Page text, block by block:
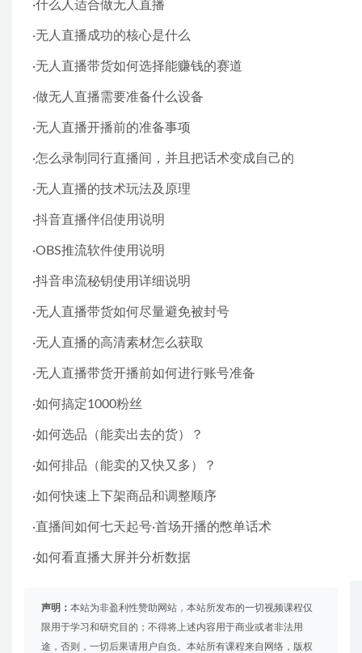
·什么人适合做无人直播
·无人直播成功的核心是什么
·无人直播带货如何选择能赚钱的赛道
·做无人直播需要准备什么设备
·无人直播开播前的准备事项
·怎么录制同行直播间，并且把话术变成自己的
·无人直播的技术玩法及原理
·抖音直播伴侣使用说明
·OBS推流软件使用说明
·抖音串流秘钥使用详细说明
·无人直播带货如何尽量避免被封号
·无人直播的高清素材怎么获取
·无人直播带货开播前如何进行账号准备
·如何搞定1000粉丝
·如何选品（能卖出去的货）？
·如何排品（能卖的又快又多）？
·如何快速上下架商品和调整顺序
·直播间如何七天起号·首场开播的憋单话术
·如何看直播大屏并分析数据
声明： 本站为非盈利性赞助网站，本站所发布的一切视频课程仅
限用于学习和研究目的；不得将上述内容用于商业或者非法用
途，否则，一切后果请用户自负。本站所有课程来自网络，版权